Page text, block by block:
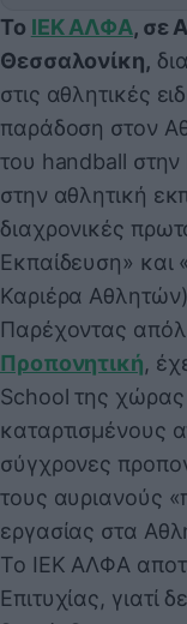
Το ΙΕΚ ΑΛΦΑ, σε
Θεσσαλονίκη,
στις αθλητικές
παράδοση στον
του handball
στην αθλητική
διαχρονικές
Εκπαίδευση» και
Καριέρα
Παρέχοντας
Προπονητική,
School της χώρας
καταρτισμένους
σύγχρονες
τους αυριανούς
εργασίας στα
Το ΙΕΚ ΑΛΦΑ
Επιτυχίας, γιατί